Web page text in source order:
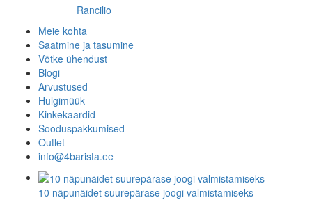
Rancilio
Meie kohta
Saatmine ja tasumine
Võtke ühendust
Blogi
Arvustused
Hulgimüük
Kinkekaardid
Sooduspakkumised
Outlet
info@4barista.ee
10 näpunäidet suurepärase joogi valmistamiseks